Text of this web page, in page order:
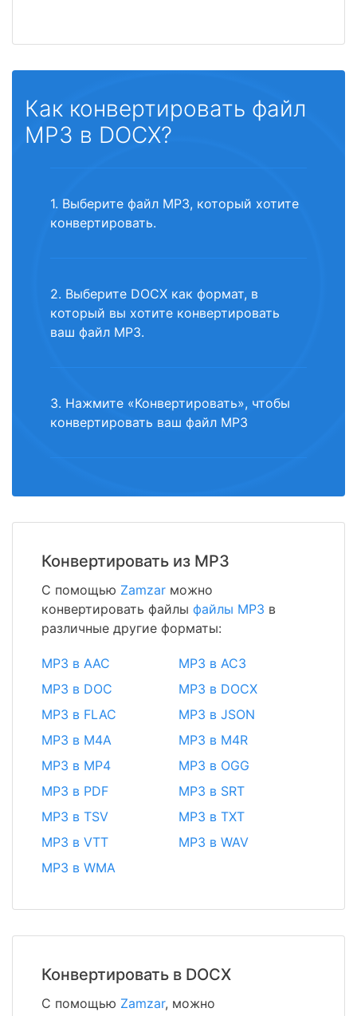
Как конвертировать файл
MP3 в DOCX?
1. Выберите файл MP3, который хотите
конвертировать.
2. Выберите DOCX как формат, в
который вы хотите конвертировать
ваш файл MP3.
3. Нажмите «Конвертировать», чтобы
конвертировать ваш файл MP3
Конвертировать из MP3
С помощью Zamzar можно
конвертировать файлы файлы MP3 в
различные другие форматы:
MP3 в AAC
MP3 в AC3
MP3 в DOC
MP3 в DOCX
MP3 в FLAC
MP3 в JSON
MP3 в M4A
MP3 в M4R
MP3 в MP4
MP3 в OGG
MP3 в PDF
MP3 в SRT
MP3 в TSV
MP3 в TXT
MP3 в VTT
MP3 в WAV
MP3 в WMA
Конвертировать в DOCX
С помощью Zamzar, можно